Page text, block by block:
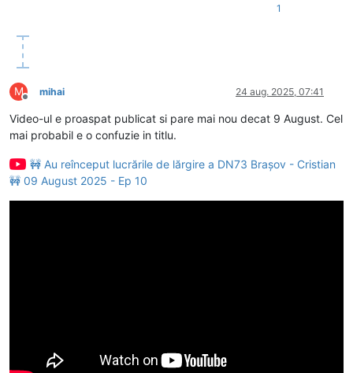
1
M
Deconectat
mihai 24 aug. 2025, 07:41
Video-ul e proaspat publicat si pare mai nou decat 9 August. Cel
mai probabil e o confuzie in titlu.
🚧 Au reînceput lucrările de lărgire a DN73 Brașov - Cristian
🚧 09 August 2025 - Ep 10